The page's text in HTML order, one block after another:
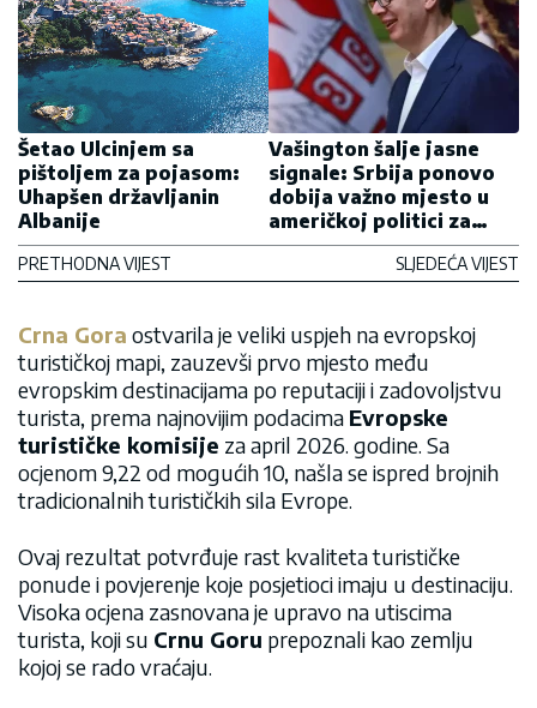
Šetao Ulcinjem sa
pištoljem za pojasom:
Uhapšen državljanin
Albanije
PRETHODNA VIJEST
Vašington šalje jasne
signale: Srbija ponovo
dobija važno mjesto u
američkoj politici za
Balkan
SLJEDEĆA VIJEST
Crna Gora ostvarila je veliki uspjeh na evropskoj
turističkoj mapi, zauzevši prvo mjesto među
evropskim destinacijama po reputaciji i zadovoljstvu
turista, prema najnovijim podacima Evropske
turističke komisije za april 2026. godine. Sa
ocjenom 9,22 od mogućih 10, našla se ispred brojnih
tradicionalnih turističkih sila Evrope.
Ovaj rezultat potvrđuje rast kvaliteta turističke
ponude i povjerenje koje posjetioci imaju u destinaciju.
Visoka ocjena zasnovana je upravo na utiscima
turista, koji su Crnu Goru prepoznali kao zemlju
kojoj se rado vraćaju.